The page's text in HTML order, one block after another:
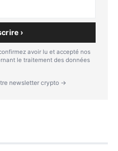
›
avoir lu et accepté nos
le traitement des données
newsletter crypto →